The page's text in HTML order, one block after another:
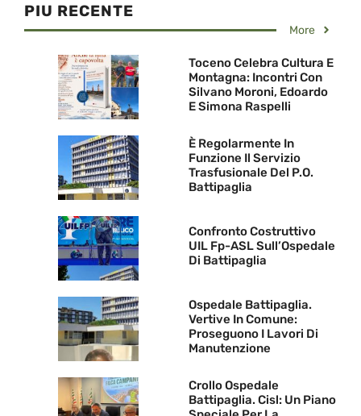
PIU RECENTE
More
Toceno Celebra Cultura E
Montagna: Incontri Con
Silvano Moroni, Edoardo
E Simona Raspelli
È Regolarmente In
Funzione Il Servizio
Trasfusionale Del P.O.
Battipaglia
Confronto Costruttivo
UIL Fp-ASL Sull’Ospedale
Di Battipaglia
Ospedale Battipaglia.
Vertive In Comune:
Proseguono I Lavori Di
Manutenzione
Crollo Ospedale
Battipaglia. Cisl: Un Piano